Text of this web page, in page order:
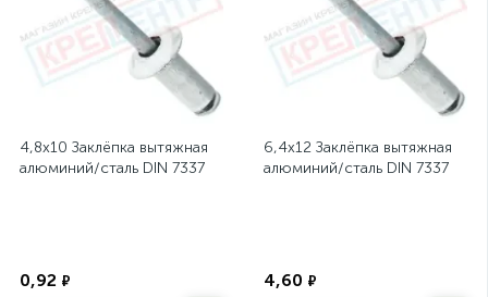
4,8х10 Заклёпка вытяжная
алюминий/сталь DIN 7337
0,92 ₽
6,4х12 Заклёпка вытяжная
алюминий/сталь DIN 7337
4,60 ₽